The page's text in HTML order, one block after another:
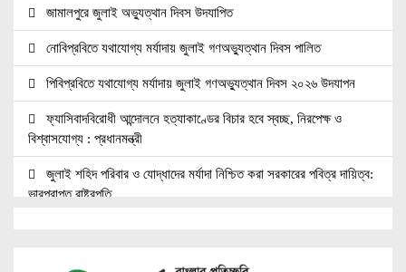
জামালপুরে জুলাই অভ্যুত্থান দিবস উদযাপিত
নোবিপ্রবিতে যথাযোগ্য মর্যাদায় জুলাই গণঅভ্যুত্থান দিবস পালিত
পিবিপ্রবিতে যথাযোগ্য মর্যাদায় জুলাই গণঅভ্যুত্থান দিবস ২০২৬ উদযাপন
ফ্যাসিবাদবিরোধী আন্দোলনে হত্যাকাণ্ডের বিচার হবে স্বচ্ছ, নিরপেক্ষ ও
বিশ্বাসযোগ্য : প্রধানমন্ত্রী
জুলাই শহিদ পরিবার ও যোদ্ধাদের মর্যাদা নিশ্চিত করা সরকারের পবিত্র দায়িত্ব:
ভারপ্রাপ্ত রাষ্ট্রপতি
উচ্চশিক্ষার দ্বার খুলতে ‘ওভারসীজ এডুকেয়ার’ ও ‘এডু উইংস হাব’-এর নতুন